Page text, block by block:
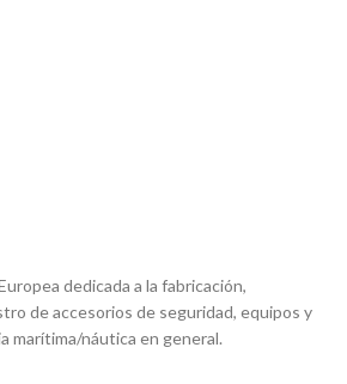
dedicada a la fabricación,
de accesorios de seguridad, equipos y
marítima/náutica en general.